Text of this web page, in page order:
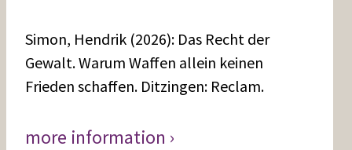
Simon, Hendrik (2026): Das Recht der
Gewalt. Warum Waffen allein keinen
Frieden schaffen. Ditzingen: Reclam.
more information ›